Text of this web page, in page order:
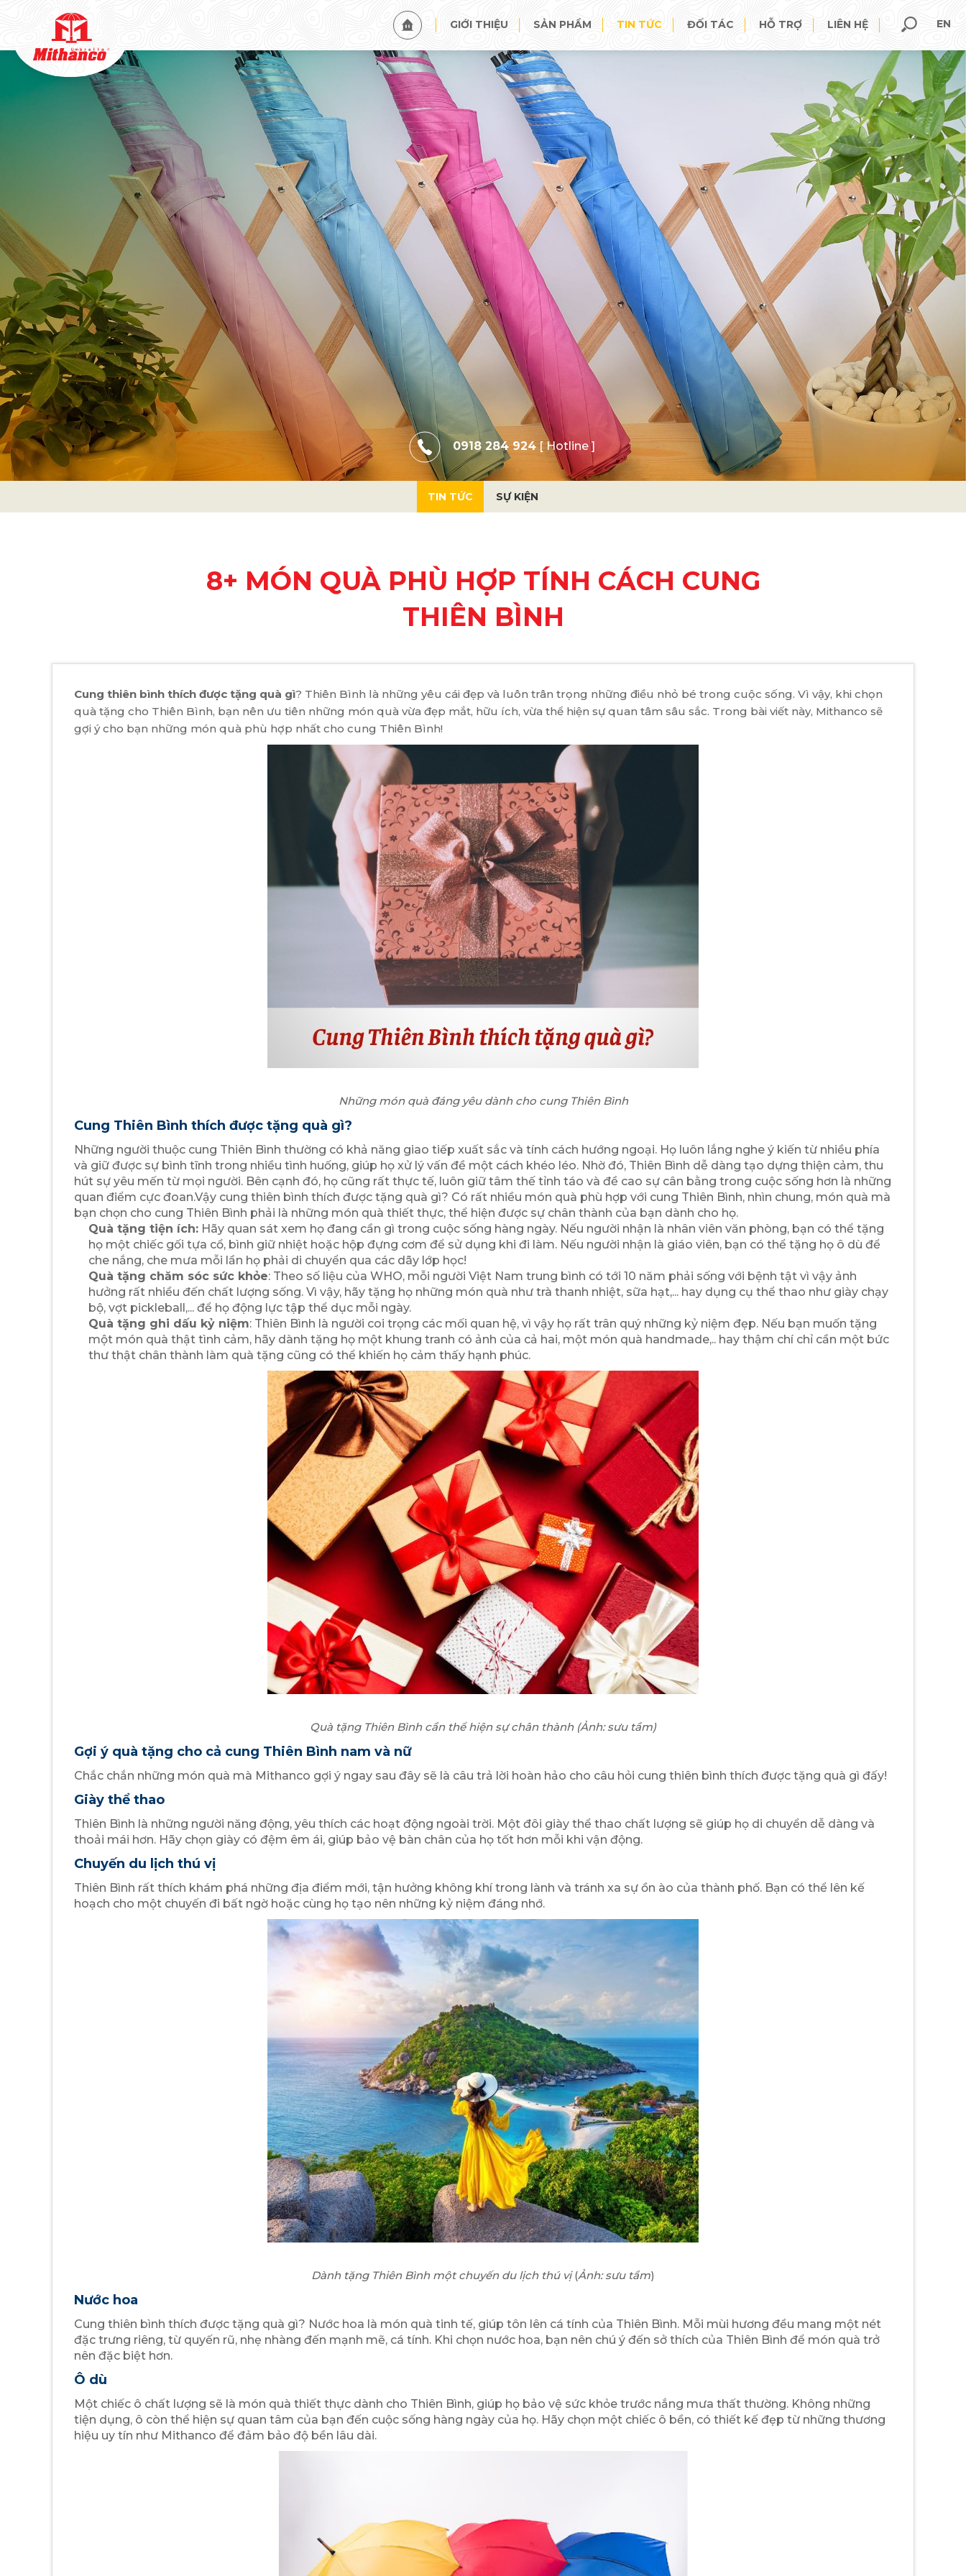
EN
GIỚI THIỆU SẢN PHẨM TIN TỨC ĐỐI TÁC HỖ TRỢ LIÊN HỆ
TIN TỨC SỰ KIỆN
0918 284 924 [ Hotline ]
TIN TỨC SỰ KIỆN
8+ MÓN QUÀ PHÙ HỢP TÍNH CÁCH CUNG
THIÊN BÌNH
Cung thiên bình thích được tặng quà gì​? Thiên Bình là những yêu cái đẹp và luôn trân trọng những điều nhỏ bé trong cuộc sống. Vì vậy, khi chọn
quà tặng cho Thiên Bình, bạn nên ưu tiên những món quà vừa đẹp mắt, hữu ích, vừa thể hiện sự quan tâm sâu sắc. Trong bài viết này, Mithanco sẽ
gợi ý cho bạn những món quà phù hợp nhất cho cung Thiên Bình!
Những món quà đáng yêu dành cho cung Thiên Bình
Cung Thiên Bình thích được tặng quà gì?
Những người thuộc cung Thiên Bình thường có khả năng giao tiếp xuất sắc và tính cách hướng ngoại. Họ luôn lắng nghe ý kiến từ nhiều phía
và giữ được sự bình tĩnh trong nhiều tình huống, giúp họ xử lý vấn đề một cách khéo léo. Nhờ đó, Thiên Bình dễ dàng tạo dựng thiện cảm, thu
hút sự yêu mến từ mọi người. Bên cạnh đó, họ cũng rất thực tế, luôn giữ tâm thế tỉnh táo và đề cao sự cân bằng trong cuộc sống hơn là những
quan điểm cực đoan.Vậy cung thiên bình thích được tặng quà gì​? Có rất nhiều món quà phù hợp với cung Thiên Bình, nhìn chung, món quà mà
bạn chọn cho cung Thiên Bình phải là những món quà thiết thực, thể hiện được sự chân thành của bạn dành cho họ.
Quà tặng tiện ích: Hãy quan sát xem họ đang cần gì trong cuộc sống hàng ngày. Nếu người nhận là nhân viên văn phòng, bạn có thể tặng
họ một chiếc gối tựa cổ, bình giữ nhiệt hoặc hộp đựng cơm để sử dụng khi đi làm. Nếu người nhận là giáo viên, bạn có thể tặng họ ô dù để
che nắng, che mưa mỗi lần họ phải di chuyển qua các dãy lớp học!
Quà tặng chăm sóc sức khỏe: Theo số liệu của WHO, mỗi người Việt Nam trung bình có tới 10 năm phải sống với bệnh tật vì vậy ảnh
hưởng rất nhiều đến chất lượng sống. Vì vậy, hãy tặng họ những món quà như trà thanh nhiệt, sữa hạt,... hay dụng cụ thể thao như giày chạy
bộ, vợt pickleball,... để họ động lực tập thể dục mỗi ngày.
Quà tặng ghi dấu kỷ niệm: Thiên Bình là người coi trọng các mối quan hệ, vì vậy họ rất trân quý những kỷ niệm đẹp. Nếu bạn muốn tặng
một món quà thật tình cảm, hãy dành tặng họ một khung tranh có ảnh của cả hai, một món quà handmade,.. hay thậm chí chỉ cần một bức
thư thật chân thành làm quà tặng cũng có thể khiến họ cảm thấy hạnh phúc.
Quà tặng Thiên Bình cần thể hiện sự chân thành (Ảnh: sưu tầm)
Gợi ý quà tặng cho cả cung Thiên Bình nam và nữ
Chắc chắn những món quà mà Mithanco gợi ý ngay sau đây sẽ là câu trả lời hoàn hảo cho câu hỏi cung thiên bình thích được tặng quà gì đấy!​
Giày thể thao
Thiên Bình là những người năng động, yêu thích các hoạt động ngoài trời. Một đôi giày thể thao chất lượng sẽ giúp họ di chuyển dễ dàng và
thoải mái hơn. Hãy chọn giày có đệm êm ái, giúp bảo vệ bàn chân của họ tốt hơn mỗi khi vận động.
Chuyến du lịch thú vị
Thiên Bình rất thích khám phá những địa điểm mới, tận hưởng không khí trong lành và tránh xa sự ồn ào của thành phố. Bạn có thể lên kế
hoạch cho một chuyến đi bất ngờ hoặc cùng họ tạo nên những kỷ niệm đáng nhớ.
Dành tặng Thiên Bình một chuyến du lịch thú vị(Ảnh: sưu tầm)
Nước hoa
Cung thiên bình thích được tặng quà gì​? Nước hoa là món quà tinh tế, giúp tôn lên cá tính của Thiên Bình. Mỗi mùi hương đều mang một nét
đặc trưng riêng, từ quyến rũ, nhẹ nhàng đến mạnh mẽ, cá tính. Khi chọn nước hoa, bạn nên chú ý đến sở thích của Thiên Bình để món quà trở
nên đặc biệt hơn.
Ô dù
Một chiếc ô chất lượng sẽ là món quà thiết thực dành cho Thiên Bình, giúp họ bảo vệ sức khỏe trước nắng mưa thất thường. Không những
tiện dụng, ô còn thể hiện sự quan tâm của bạn đến cuộc sống hàng ngày của họ. Hãy chọn một chiếc ô bền, có thiết kế đẹp từ những thương
hiệu uy tín như Mithanco để đảm bảo độ bền lâu dài.